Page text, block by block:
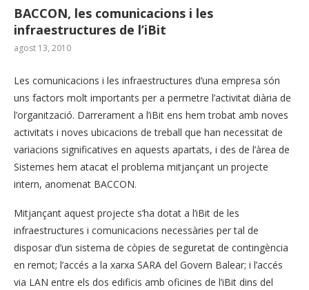
BACCON, les comunicacions i les
infraestructures de l’iBit
agost 13, 2010
Les comunicacions i les infraestructures d’una empresa són
uns factors molt importants per a permetre l’activitat diària de
l’organització. Darrerament a l’iBit ens hem trobat amb noves
activitats i noves ubicacions de treball que han necessitat de
variacions significatives en aquests apartats, i des de l’àrea de
Sistemes hem atacat el problema mitjançant un projecte
intern, anomenat BACCON.
Mitjançant aquest projecte s’ha dotat a l’iBit de les
infraestructures i comunicacions necessàries per tal de
disposar d’un sistema de còpies de seguretat de contingència
en remot; l’accés a la xarxa SARA del Govern Balear; i l’accés
via LAN entre els dos edificis amb oficines de l’iBit dins del